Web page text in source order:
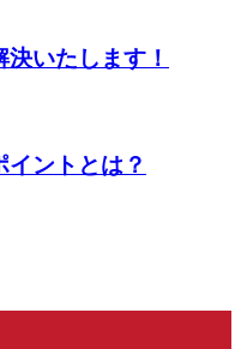
いたします！
ントとは？